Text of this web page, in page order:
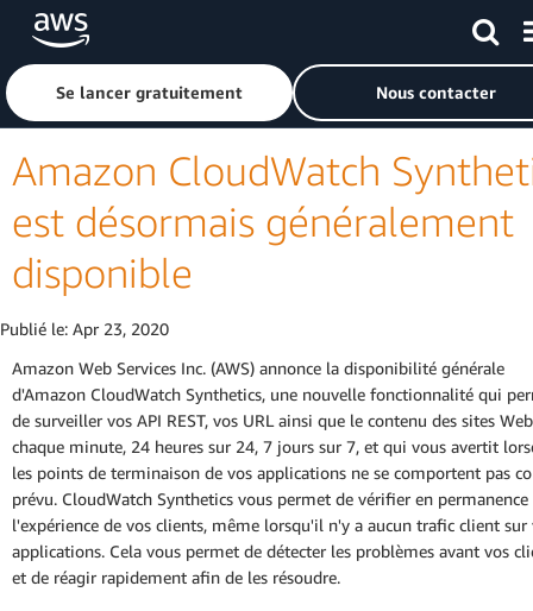
Passer au contenu principal
Cliquer ici pour revenir à la page d'accueil d'Amazon Web
Se lancer gratuitement Nous contacter
Amazon CloudWatch
est désormais généralement
disponible
Publié le: Apr 23, 2020
Amazon Web Services Inc. (AWS) annonce la disponibilité générale
d'Amazon CloudWatch Synthetics, une nouvelle fonctionnalité qui
de surveiller vos API REST, vos URL ainsi que le contenu des sites Web
chaque minute, 24 heures sur 24, 7 jours sur 7, et qui vous avertit
les points de terminaison de vos applications ne se comportent pas
prévu. CloudWatch Synthetics vous permet de vérifier en permanence
l'expérience de vos clients, même lorsqu'il n'y a aucun trafic client sur
applications. Cela vous permet de détecter les problèmes avant vos
et de réagir rapidement afin de les résoudre.